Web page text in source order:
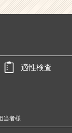
適性検査
当者様